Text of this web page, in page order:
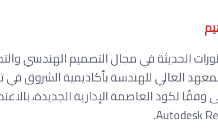
الحديثة في مجال التصميم الهندسي
العالي للهندسة بأكاديمية الشروق